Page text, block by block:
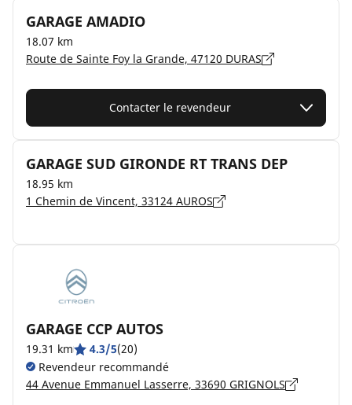
GARAGE AMADIO
18.07 km
Route de Sainte Foy la Grande, 47120 DURAS
Contacter le revendeur
GARAGE SUD GIRONDE RT TRANS DEP
18.95 km
1 Chemin de Vincent, 33124 AUROS
GARAGE CCP AUTOS
19.31 km 4.3/5(20)
Revendeur recommandé
44 Avenue Emmanuel Lasserre, 33690 GRIGNOLS